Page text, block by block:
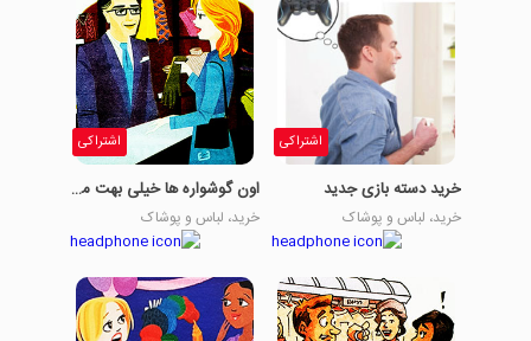
اشتراکی
خرید دسته بازی جدید
خرید، لباس و پوشاک
اشتراکی
اون گوشواره ها خیلی بهت میان
خرید، لباس و پوشاک